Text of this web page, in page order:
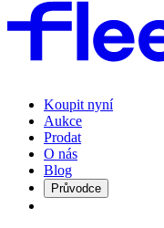
Koupit nyní
Aukce
Prodat
O nás
Blog
Průvodce